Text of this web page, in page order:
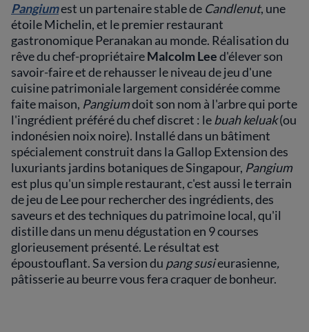
Pangiumest un partenaire stable de Candlenut, une
étoile Michelin, et le premier restaurant
gastronomique Peranakan au monde. Réalisation du
rêve du chef-propriétaireMalcolm Leed'élever son
savoir-faire et de rehausser le niveau de jeu d'une
cuisine patrimoniale largement considérée comme
faite maison, Pangiumdoit son nom à l'arbre qui porte
l'ingrédient préféré du chef discret : lebuah keluak(ou
indonésien noix noire). Installé dans un bâtiment
spécialement construit dans la Gallop Extension des
luxuriants jardins botaniques de Singapour, Pangium
est plus qu'un simple restaurant, c'est aussi le terrain
de jeu de Lee pour rechercher des ingrédients, des
saveurs et des techniques du patrimoine local, qu'il
distille dans un menu dégustation en 9 courses
glorieusement présenté. Le résultat est
époustouflant. Sa version du pang susieurasienne,
pâtisserie au beurre vous fera craquer de bonheur.